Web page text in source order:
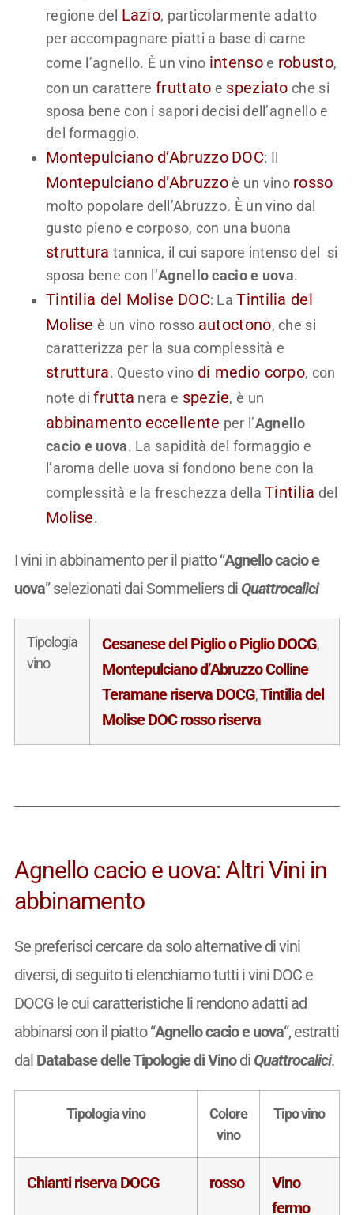
regione del Lazio, particolarmente adatto
per accompagnare piatti a base di carne
come l’agnello. È un vino intensoe robusto,
con un caratterefruttato e speziato che si
sposa bene con i sapori decisi dell’agnello e
del formaggio.
Montepulciano d’Abruzzo DOC: Il
Montepulciano d’Abruzzoè un vino rosso
molto popolare dell’Abruzzo. È un vino dal
gusto pieno e corposo, con una buona
struttura tannica, il cui sapore intenso del si
sposa bene con l’Agnello cacio e uova.
Tintilia del Molise DOC: LaTintilia del
Molise è un vino rosso autoctono, che si
caratterizza per la sua complessità e
struttura. Questo vino di medio corpo, con
note difrutta nera e spezie, è un
abbinamento eccellente per l’Agnello
cacio e uova. La sapidità del formaggio e
l’aroma delle uova si fondono bene con la
complessità e la freschezza dellaTintilia del
Molise.
I vini in abbinamento per il piatto “Agnello cacio e
uova” selezionati dai Sommeliers di Quattrocalici
Tipologia
vino
Cesanese del Piglio o Piglio DOCG,
Montepulciano d’Abruzzo Colline
Teramane riserva DOCG,Tintilia del
Molise DOC rosso riserva
Agnello cacio e uova: Altri Vini in
abbinamento
Se preferisci cercare da solo alternative di vini
diversi, di seguito ti elenchiamo tutti i vini DOC e
DOCG le cui caratteristiche li rendono adatti ad
abbinarsi con il piatto “Agnello cacio e uova“, estratti
dal Database delle Tipologie di Vinodi Quattrocalici.
Tipologia vino
Colore
vino
Tipo vino
Chianti riserva DOCG rosso
Vino
fermo